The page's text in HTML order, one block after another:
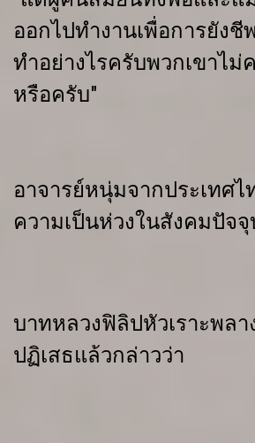
ออกไปทำงานเพื่อการยังชี
ทำอย่างไรครับพวกเขาไม่
หรือครับ"
อาจารย์หนุ่มจากประเทศไ
ความเป็นห่วงในสังคมปัจ
บาทหลวงฟิลิปหัวเราะพลา
ปฏิเสธแล้วกล่าวว่า